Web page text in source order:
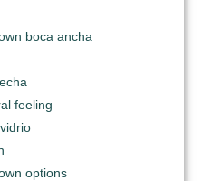
boca ancha
feeling
options